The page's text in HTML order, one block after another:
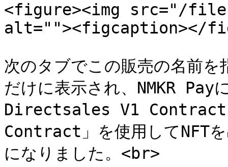
<figure><img src="/
alt=""><figcaption></
次のタブでこの販売の名前
だけに表示され、NMKR Pay
Directsales V1 Contract
Contract」を使用してNFT
になりました。<br>